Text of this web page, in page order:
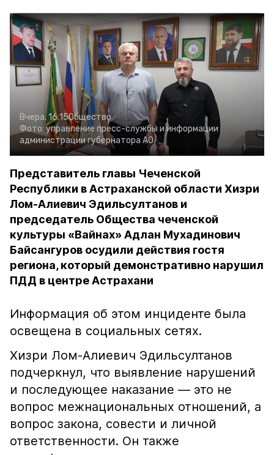
Вчера, 16:15Общество
Фото: управление пресс-службы и информации
администрации губернатора АО
Представитель главы Чеченской
Республики в Астраханской области Хизри
Лом-Алиевич Эдильсултанов и
председатель Общества чеченской
культуры «Вайнах» Адлан Мухадинович
Байсангуров осудили действия гостя
региона, который демонстративно нарушил
ПДД в центре Астрахани
Информация об этом инциденте была
освещена в социальных сетях.
Хизри Лом-Алиевич Эдильсултанов
подчеркнул, что выявление нарушений
и последующее наказание — это не
вопрос межнациональных отношений, а
вопрос закона, совести и личной
ответственности. Он также